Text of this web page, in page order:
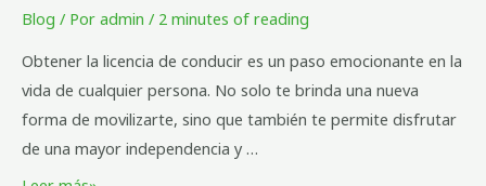
Blog / Por admin / 2 minutes of reading
Obtener la licencia de conducir es un paso emocionante en la
vida de cualquier persona. No solo te brinda una nueva
forma de movilizarte, sino que también te permite disfrutar
de una mayor independencia y …